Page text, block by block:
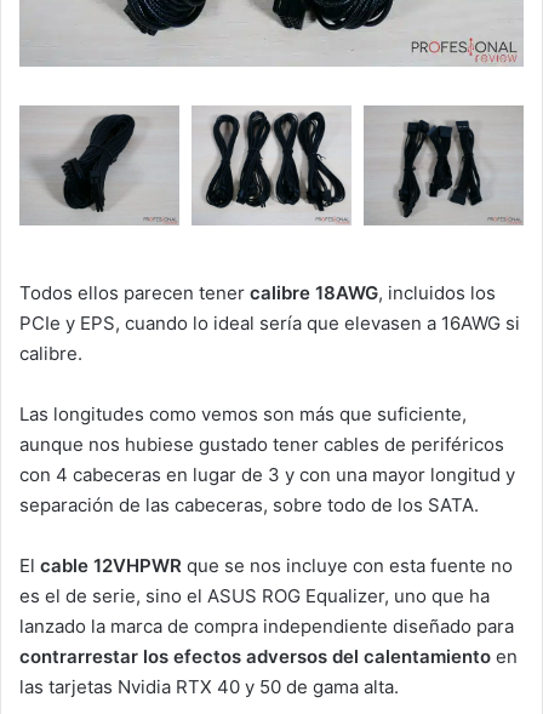
Todos ellos parecen tener calibre 18AWG, incluidos los
PCIe y EPS, cuando lo ideal sería que elevasen a 16AWG si
calibre.
Las longitudes como vemos son más que suficiente,
aunque nos hubiese gustado tener cables de periféricos
con 4 cabeceras en lugar de 3 y con una mayor longitud y
separación de las cabeceras, sobre todo de los SATA.
El cable 12VHPWR que se nos incluye con esta fuente no
es el de serie, sino el ASUS ROG Equalizer, uno que ha
lanzado la marca de compra independiente diseñado para
contrarrestar los efectos adversos del calentamiento en
las tarjetas Nvidia RTX 40 y 50 de gama alta.